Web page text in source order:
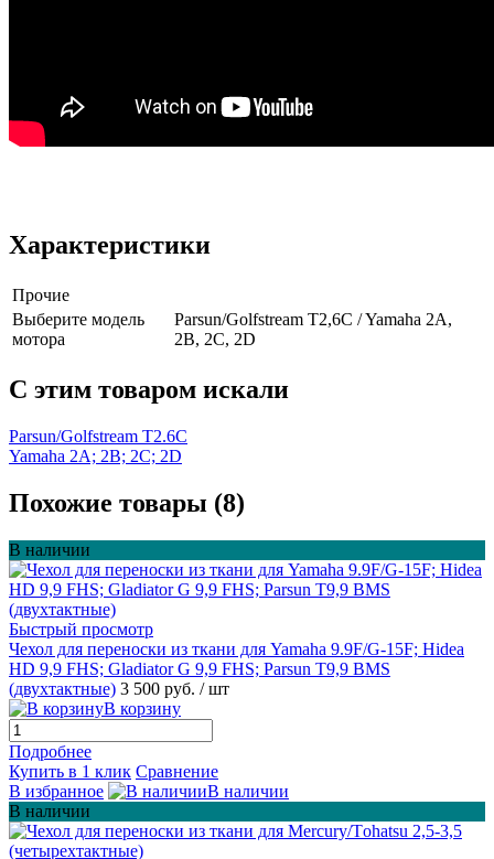
Характеристики
Прочие
Выберите модель
мотора
Parsun/Golfstream T2,6C / Yamaha 2A,
2B, 2C, 2D
C этим товаром искали
Parsun/Golfstream T2.6C
Yamaha 2A; 2B; 2C; 2D
Похожие товары (8)
В наличии
Быстрый просмотр
Чехол для переноски из ткани для Yamaha 9.9F/G-15F; Hidea
HD 9,9 FHS; Gladiator G 9,9 FHS; Parsun T9,9 BMS
(двухтактные) 3 500 руб. / шт
В корзину
Подробнее
Купить в 1 клик Сравнение
В избранное
В наличии
В наличии